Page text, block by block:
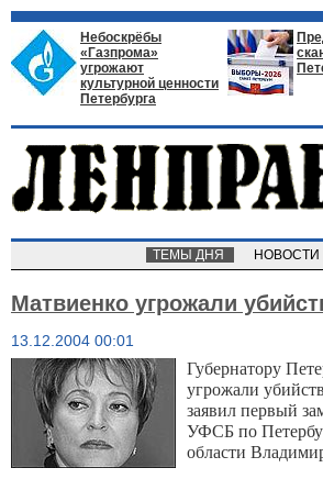
Небоскрёбы
«Газпрома»
угрожают
культурной ценности
Петербурга
ТЕМЫ ДНЯ НОВОСТИ
Матвиенко угрожали
13.12.2004 00:01
Губернатору
угрожали
заявил первый
УФСБ по
области